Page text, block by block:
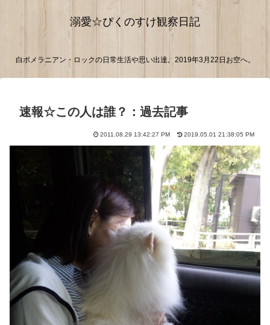
溺愛☆ぴくのすけ観察日記
白ポメラニアン・ロックの日常生活や思い出達。2019年3月22日お空へ。
速報☆この人は誰？：過去記事
2011.08.29 13:42:27 PM 2019.05.01 21:38:05 PM